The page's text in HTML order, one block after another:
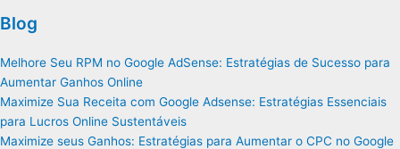
Blog
Melhore Seu RPM no Google AdSense: Estratégias de Sucesso para
Aumentar Ganhos Online
Maximize Sua Receita com Google Adsense: Estratégias Essenciais
para Lucros Online Sustentáveis
Maximize seus Ganhos: Estratégias para Aumentar o CPC no Google